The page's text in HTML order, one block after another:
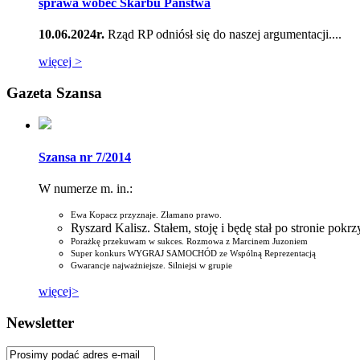
10.06.2024r. Rząd RP odniósł się do naszej argumentacji....
więcej >
Gazeta Szansa
Szansa nr 7/2014
W numerze m. in.:
Ewa Kopacz przyznaje. Złamano prawo.
Ryszard Kalisz. Stałem, stoję i będę stał po stronie
Porażkę przekuwam w sukces. Rozmowa z Marcinem Juzoniem
Super konkurs WYGRAJ SAMOCHÓD ze Wspólną Reprezentacją
Gwarancje najważniejsze. Silniejsi w grupie
więcej>
Newsletter